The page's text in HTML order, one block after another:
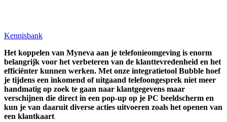
Kennisbank
Het koppelen van Myneva aan je telefonieomgeving is enorm
belangrijk voor het verbeteren van de klanttevredenheid en het
efficiënter kunnen werken. Met onze integratietool Bubble hoef
je tijdens een inkomend of uitgaand telefoongesprek niet meer
handmatig op zoek te gaan naar klantgegevens maar
verschijnen die direct in een pop-up op je PC beeldscherm en
kun je van daaruit diverse acties uitvoeren zoals het openen van
een klantkaart.